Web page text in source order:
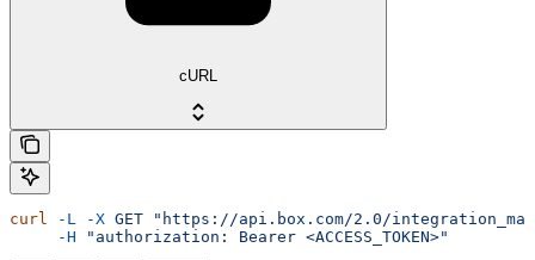
cURL
curl -L -X GET "https://api.box.com/2.0/
     -H
"authorization: Bearer <ACCESS_TOKEN>"